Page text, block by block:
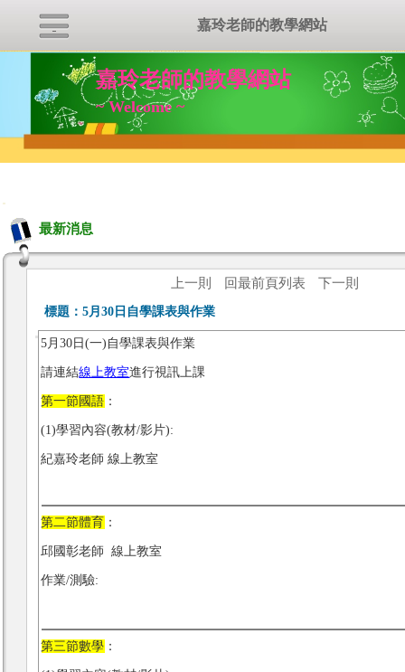
嘉玲老師的教學網站
~ Welcome ~
:::
最新消息
上一則 回最前頁列表 下一則
標題：5月30日自學課表與作業
5月30日(一)自學課表與作業
請連結線上教室進行視訊上課
第一節國語 ：
(1)學習內容(教材/影片):
紀嘉玲老師 線上教室
第二節體育 ：
邱國彰老師 線上教室
作業/測驗:
第三節數學 ：
嘉玲老師的教學網站